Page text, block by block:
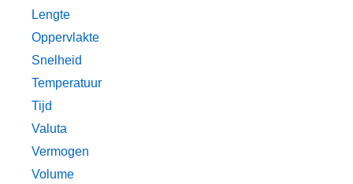
Lengte
Oppervlakte
Snelheid
Temperatuur
Tijd
Valuta
Vermogen
Volume